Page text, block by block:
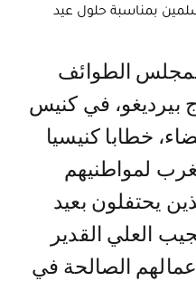
بمناسبة حلول عيد
بيرديغو، في كنيس
خطابا كنيسيا
لمواطنيهم
يحتفلون بعيد
العلي القدير
الصالحة في